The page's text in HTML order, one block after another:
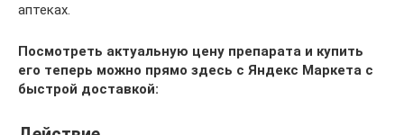
аптеках.
Посмотреть актуальную цену препарата и купить
его теперь можно прямо здесь с Яндекс Маркета с
быстрой доставкой: